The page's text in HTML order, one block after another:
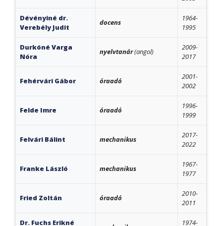
Dévényiné dr.
Verebély Judit
docens
1964-
1995
Durkóné Varga
Nóra
nyelvtanár(angol)
2009-
2017
Fehérvári Gábor óraadó
2001-
2002
Felde Imre óraadó
1996-
1999
Felvári Bálint mechanikus
2017-
2022
Franke László mechanikus
1967-
1977
Fried Zoltán óraadó
2010-
2011
Dr. Fuchs Erikné
1974-